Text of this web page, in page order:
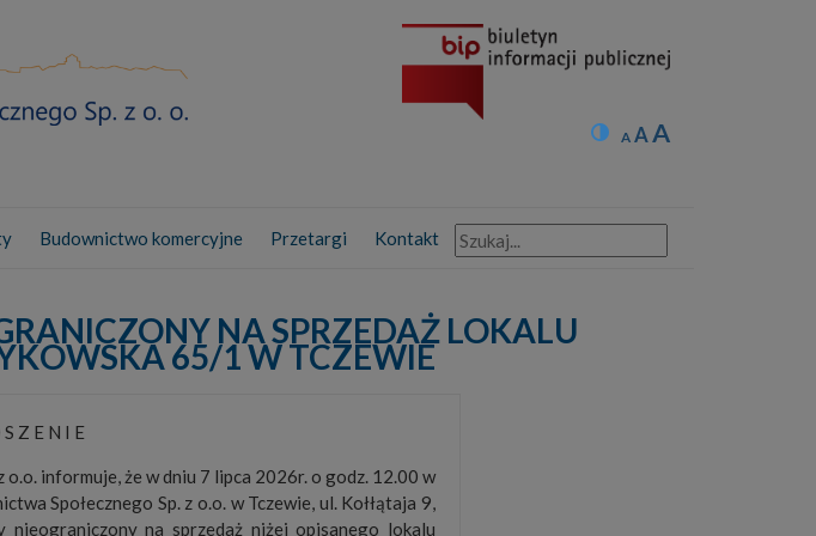
A Decrease
A Reset
AIncrease
Przełącz wysoki kontrast
Budownictwo komercyjne Przetargi Kontakt
NA SPRZEDAŻ LOKALU
65/1 W TCZEWIE
Z E N I E
informuje, że w dniu 7 lipca 2026r. o godz. 12.00 w
Społecznego Sp. z o.o. w Tczewie, ul. Kołłątaja 9,
na sprzedaż niżej opisanego lokalu